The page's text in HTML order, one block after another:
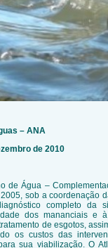
– ANA
de 2010
de Água –
sob a coordenação
completo da
dos mananciais e
de esgotos,
os custos das
sua viabilização. O